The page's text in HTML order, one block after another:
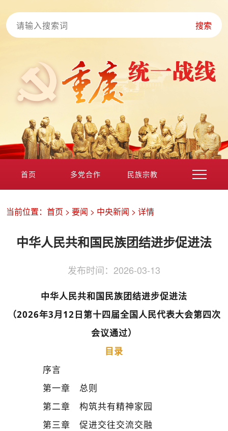
搜索
首页 多党合作 民族宗教
侨务工作 区县动态 统战历史文化
当前位置： 首页 > 要闻 > 中央新闻 > 详情
中华人民共和国民族团结进步促进法
发布时间： 2026-03-13
中华人民共和国民族团结进步促进法
（2026年3月12日第十四届全国人民代表大会第四次
会议通过）
目录
序言
第一章 总则
第二章 构筑共有精神家园
第三章 促进交往交流交融